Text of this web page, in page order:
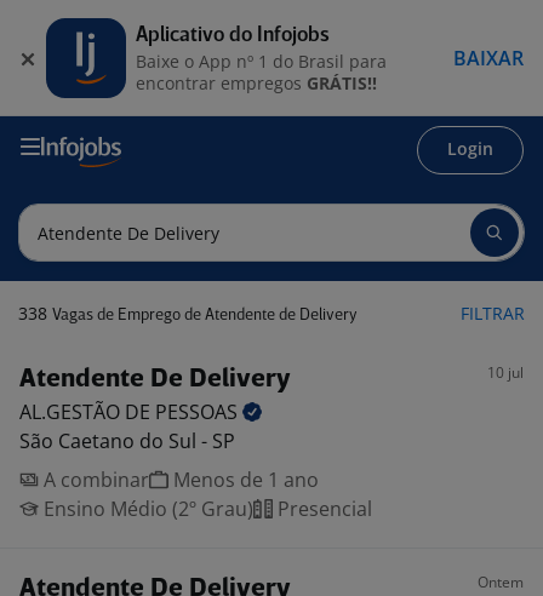
Login
338 Vagas de Emprego de Atendente de Delivery FILTRAR
Atendente De Delivery 10 jul
AL.GESTÃO DE PESSOAS
São Caetano do Sul - SP
A combinar
Menos de 1 ano
Ensino Médio (2º Grau)
Presencial
Atendente De Delivery Ontem
Aplicativo do Infojobs
Baixe o App nº 1 do Brasil para
encontrar empregos GRÁTIS!!
BAIXAR